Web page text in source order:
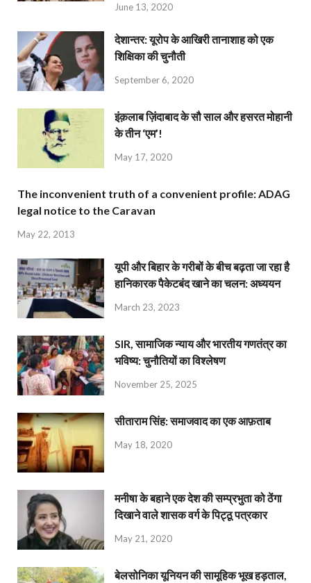
June 13, 2020
देशान्‍तर: यूरोप के आखिरी तानाशाह को एक
शिक्षिका की चुनौती
September 6, 2020
इंक़लाब ज़िंदाबाद के सौ साल और हसरत मोहानी
के तीन ‘एम’!
May 17, 2020
The inconvenient truth of a convenient profile: ADAG
legal notice to the Caravan
May 22, 2013
यूपी और बिहार के गरीबों के बीच बढ़ता जा रहा है
हानिकारक पैकेटबंद खाने का चलन: अध्ययन
March 23, 2023
SIR, सामाजिक न्याय और भारतीय गणतंत्र का
भविष्य: चुनौतियों का विश्लेषण
November 25, 2025
सीताराम सिंह: समाजवाद का एक आफ़ताब
May 18, 2020
मनीषा के बहाने एक देश की सम्प्रभुता को ठेंगा
दिखाने वाले शासक वर्ग के पिट्ठू पत्रकार
May 21, 2020
बेलसोनिका यूनियन की सामूहिक भूख हड़ताल,